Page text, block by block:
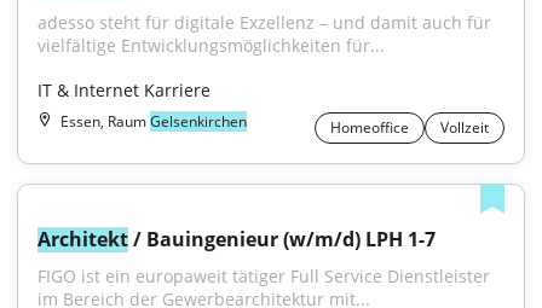
adesso steht für digitale Exzellenz – und damit auch für
vielfältige Entwicklungsmöglichkeiten für...
IT & Internet Karriere
Essen, RaumGelsenkirchen Homeoffice Vollzeit
Architekt / Bauingenieur (w/m/d) LPH 1-7
FIGO ist ein europaweit tätiger Full Service Dienstleister
im Bereich der Gewerbearchitektur mit...